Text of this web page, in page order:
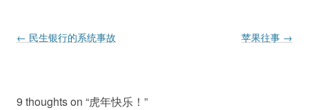
Post navigation
← 民生银行的系统事故 苹果往事 →
9 thoughts on “虎年快乐！ ”